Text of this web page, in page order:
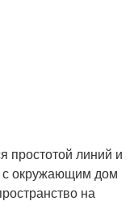
простотой линий и
с окружающим дом
на